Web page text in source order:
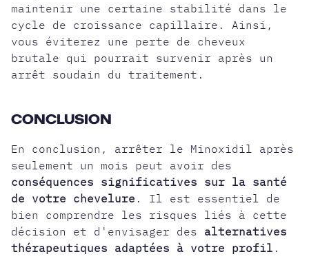
maintenir une certaine stabilité dans le
cycle de croissance capillaire. Ainsi,
vous éviterez une perte de cheveux
brutale qui pourrait survenir après un
arrêt soudain du traitement.
CONCLUSION
En conclusion, arrêter le Minoxidil après
seulement un mois peut avoir des
conséquences significatives sur la santé
de votre chevelure . Il est essentiel de
bien comprendre les risques liés à cette
décision et d'envisager des alternatives
thérapeutiques adaptées à votre profil .